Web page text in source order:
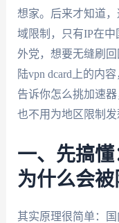
想家。后来才知道
域限制，只有IP在
外党，想要无缝刷
陆vpn dcard上的内
告诉你怎么挑加速
也不用为地区限制发
一、先搞
为什么会被
其实原理很简单：